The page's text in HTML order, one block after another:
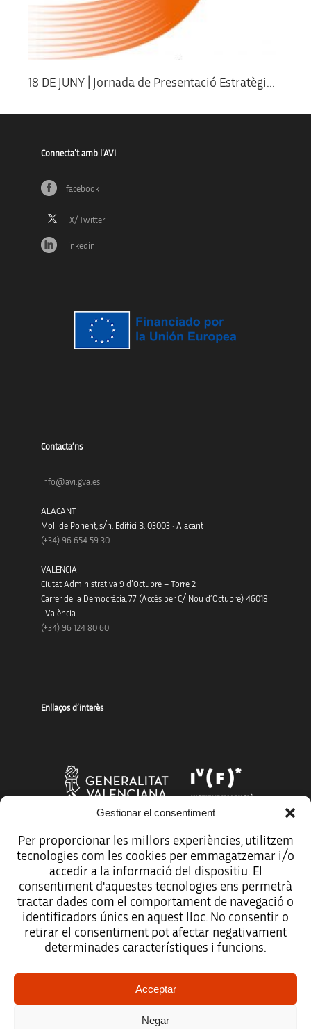
Gestionar el consentiment
Per proporcionar les millors experiències, utilitzem
tecnologies com les cookies per emmagatzemar i/o
accedir a la informació del dispositiu. El
consentiment d'aquestes tecnologies ens permetrà
tractar dades com el comportament de navegació o
identificadors únics en aquest lloc. No consentir o
retirar el consentiment pot afectar negativament
determinades característiques i funcions.
Acceptar
Negar
18 DE JUNY | Jornada de Presentació Estratègi...
Connecta’t amb l’AVI
facebook
linkedin
Contacta’ns
info@avi.gva.es
ALACANT
Moll de Ponent, s/n. Edifici B. 03003 · Alacant
(+34) 96 654 59 30
VALENCIA
Ciutat Administrativa 9 d’Octubre – Torre 2
Carrer de la Democràcia, 77 (Accés per C/ Nou d’Octubre) 46018
· València
(+34) 96 124 80 60
Enllaços d’interès
Més organismes de suport a la innovació
Avís legal
Política de protecció de dades